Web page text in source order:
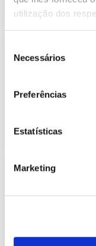
utilização dos
Necessários
Preferências
Estatísticas
Marketing